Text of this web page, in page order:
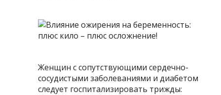
Женщин с сопутствующими сердечно-
сосудистыми заболеваниями и диабетом
следует госпитализировать трижды: